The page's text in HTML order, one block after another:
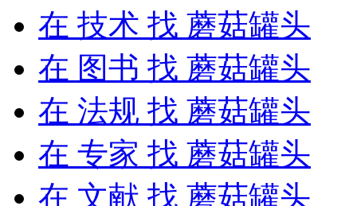
在 技术 找 蘑菇罐头
在 图书 找 蘑菇罐头
在 法规 找 蘑菇罐头
在 专家 找 蘑菇罐头
在 文献 找 蘑菇罐头